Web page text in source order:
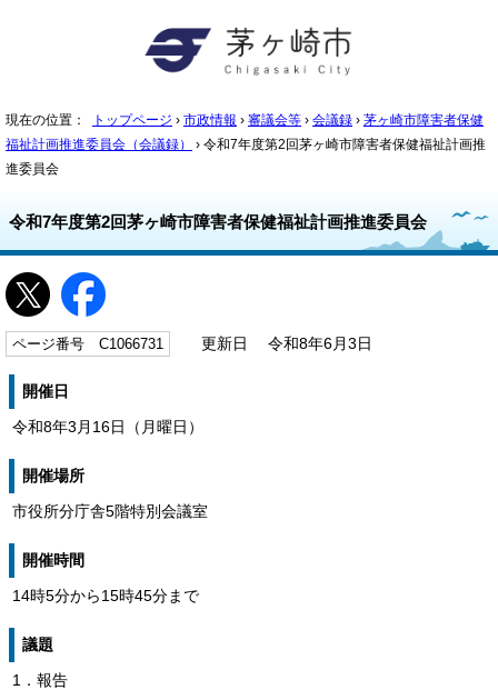
現在の位置： トップページ › 市政情報 › 審議会等 › 会議録 › 茅ヶ崎市障害者保健
福祉計画推進委員会（会議録）
› 令和7年度第2回茅ヶ崎市障害者保健福祉計画推
進委員会
令和7年度第2回茅ヶ崎市障害者保健福祉計画推進委員会
ページ番号 C1066731 更新日 令和8年6月3日
開催日
令和8年3月16日（月曜日）
開催場所
市役所分庁舎5階特別会議室
開催時間
14時5分から15時45分まで
議題
1．報告